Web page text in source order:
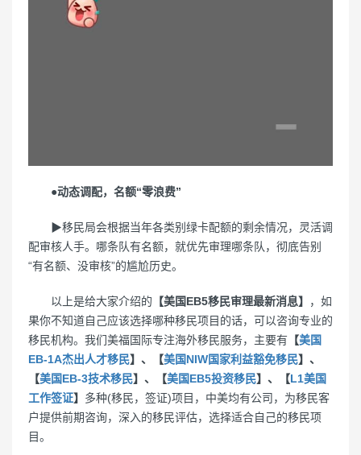
●动态调配，名额“零浪费”
▶移民局会根据当年各类别绿卡配额的剩余情况，灵活调
配审核人手。哪条队有名额，就优先审理哪条队，彻底告别
“有名额、没审核”的尴尬历史。
以上是给大家介绍的 【美国EB5移民审理最新消息】
，如
果你不知道自己应该选择哪种移民项目的话，可以咨询专业的
移民机构。我们美福国际专注海外移民服务，主要有 【美国
EB-1A杰出人才移民】、【美国NIW国家利益豁免移民】、
【美国EB-3技术移民】、【美国EB5投资移民】、【L1美国
工作签证】 多种(移民，签证)项目，中美均有公司，为移民客
户提供前期咨询，深入的移民评估，选择适合自己的移民项
目。